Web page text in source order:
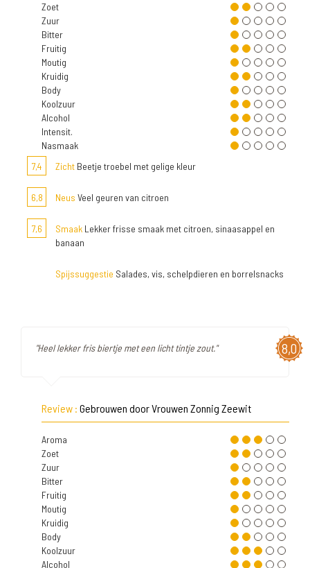
Zoet
Zuur
Bitter
Fruitig
Moutig
Kruidig
Body
Koolzuur
Alcohol
Intensit.
Nasmaak
7,4
Zicht Beetje troebel met gelige kleur
6,8 Neus Veel geuren van citroen
7,6 Smaak Lekker frisse smaak met citroen, sinaasappel en
banaan
Spijssuggestie Salades, vis, schelpdieren en borrelsnacks
8,0
"Heel lekker fris biertje met een licht tintje zout."
Review : Gebrouwen door Vrouwen Zonnig Zeewit
Aroma
Zoet
Zuur
Bitter
Fruitig
Moutig
Kruidig
Body
Koolzuur
Alcohol